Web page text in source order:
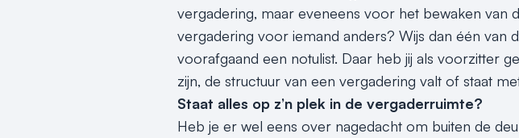
vergadering, maar eveneens voor het bewaken van
vergadering voor iemand anders? Wijs dan één van
voorafgaand een notulist. Daar heb jij als voorzitter
zijn, de structuur van een vergadering valt of staat
Staat alles op z’n plek in de vergaderruimte?
Heb je er wel eens over nagedacht om buiten de